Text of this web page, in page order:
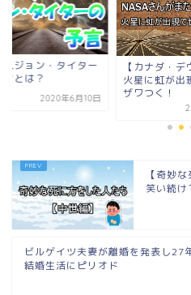
人ジョン・タイター
言とは？
2020年6月10日
【カナダ・デ
火星に虹が出
ザワつく！
【奇妙
笑い続け
ビルゲイツ夫妻が離婚を発表し27
結婚生活にピリオド